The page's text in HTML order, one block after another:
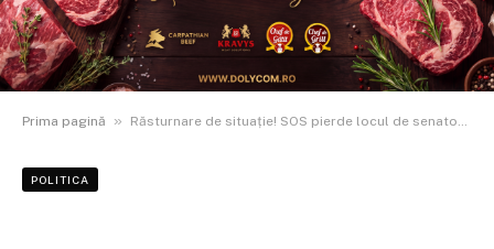
Prima pagină » Răsturnare de situație! SOS pierde locul de senator la Botoșani. Cătălin Silegeanu este al treilea senator
POLITICA